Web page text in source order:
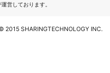
営しております。
2015 SHARINGTECHNOLOGY INC.